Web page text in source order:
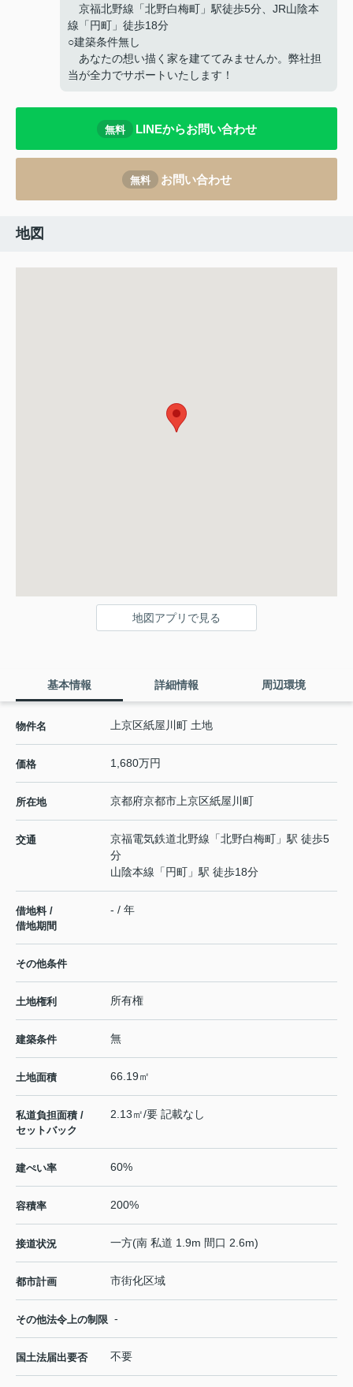
京福北野線「北野白梅町」駅徒歩5分、JR山陰本
線「円町」徒歩18分
○建築条件無し
あなたの想い描く家を建ててみませんか。弊社担
当が全力でサポートいたします！
無料 LINEからお問い合わせ
無料 お問い合わせ
地図
地図アプリで見る
基本情報 詳細情報 周辺環境
物件名 上京区紙屋川町 土地
価格 1,680万円
所在地 京都府京都市上京区紙屋川町
交通 京福電気鉄道北野線 「北野白梅町 」駅 徒歩5
分
山陰本線 「円町 」駅 徒歩18分
借地料 /
借地期間
- / 年
その他条件
土地権利 所有権
建築条件 無
土地面積 66.19㎡
私道負担面積 /
セットバック
2.13㎡/要 記載なし
建ぺい率 60%
容積率 200%
接道状況 一方(南 私道 1.9m 間口 2.6m)
都市計画 市街化区域
その他法令上の制限 -
国土法届出要否 不要